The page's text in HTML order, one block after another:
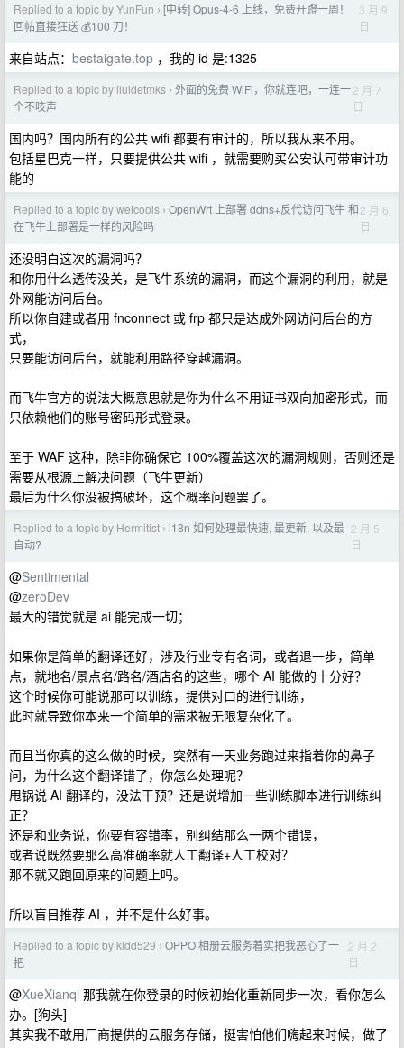
Replied to a topic by YunFun › [中转] Opus-4-6 上线，免费开蹬一周！
回帖直接狂送 💰100 刀！
3 月 9
日
来自站点： bestaigate.top ，我的 id 是:1325
Replied to a topic by liuidetmks › 外面的免费 WiFi，你就连吧，一连一
个不吱声
2 月 7
日
国内吗？国内所有的公共 wifi 都要有审计的，所以我从来不用。
包括星巴克一样，只要提供公共 wifi ，就需要购买公安认可带审计功
能的
Replied to a topic by weicools › OpenWrt 上部署 ddns+反代访问飞牛 和
在飞牛上部署是一样的风险吗
2 月 6
日
还没明白这次的漏洞吗？
和你用什么透传没关，是飞牛系统的漏洞，而这个漏洞的利用，就是
外网能访问后台。
所以你自建或者用 fnconnect 或 frp 都只是达成外网访问后台的方
式，
只要能访问后台，就能利用路径穿越漏洞。
而飞牛官方的说法大概意思就是你为什么不用证书双向加密形式，而
只依赖他们的账号密码形式登录。
至于 WAF 这种，除非你确保它 100%覆盖这次的漏洞规则，否则还是
需要从根源上解决问题（飞牛更新）
最后为什么你没被搞破坏，这个概率问题罢了。
Replied to a topic by Hermitist › i18n 如何处理最快速, 最更新, 以及最
自动?
2 月 5
日
@Sentimental
@zeroDev
最大的错觉就是 ai 能完成一切；
如果你是简单的翻译还好，涉及行业专有名词，或者退一步，简单
点，就地名/景点名/路名/酒店名的这些，哪个 AI 能做的十分好？
这个时候你可能说那可以训练，提供对口的进行训练，
此时就导致你本来一个简单的需求被无限复杂化了。
而且当你真的这么做的时候，突然有一天业务跑过来指着你的鼻子
问，为什么这个翻译错了，你怎么处理呢？
甩锅说 AI 翻译的，没法干预？还是说增加一些训练脚本进行训练纠
正？
还是和业务说，你要有容错率，别纠结那么一两个错误，
或者说既然要那么高准确率就人工翻译+人工校对？
那不就又跑回原来的问题上吗。
所以盲目推荐 AI ，并不是什么好事。
Replied to a topic by kldd529 › OPPO 相册云服务着实把我恶心了一
把
2 月 2
日
@XueXianqi 那我就在你登录的时候初始化重新同步一次，看你怎么
办。[狗头]
其实我不敢用厂商提供的云服务存储，挺害怕他们嗨起来时候，做了